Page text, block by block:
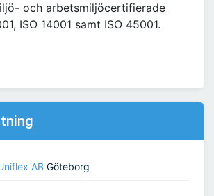
och arbetsmiljöcertifierade
ISO 14001 samt ISO 45001.
AB Göteborg